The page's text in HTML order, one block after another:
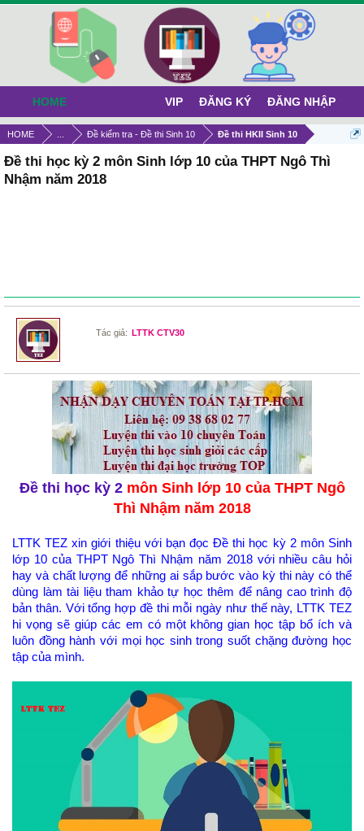
HOME Đề kiểm tra - Đề thi Sinh 10 Đề thi HKII Sinh 10
Đề thi học kỳ 2 môn Sinh lớp 10 của THPT Ngô Thì
Nhậm năm 2018
Tác giả: LTTK CTV30
Đề thi học kỳ 2môn Sinh lớp 10 của THPT Ngô
Thì Nhậm năm 2018
LTTK TEZ xin giới thiệu với bạn đọc Đề thi học kỳ 2 môn Sinh
lớp 10 của THPT Ngô Thì Nhậm năm 2018 với nhiều câu hỏi
hay và chất lượng để những ai sắp bước vào kỳ thi này có thể
dùng làm tài liệu tham khảo tự học thêm để nâng cao trình độ
bản thân. Với tổng hợp đề thi mỗi ngày như thế này, LTTK TEZ
hi vọng sẽ giúp các em có một không gian học tập bổ ích và
luôn đồng hành với mọi học sinh trong suốt chặng đường học
tập của mình.
HOME VIP ĐĂNG KÝ ĐĂNG NHẬP